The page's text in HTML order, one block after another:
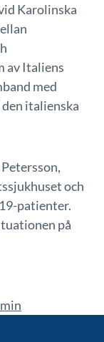
Karolinska
av Italiens
med
italienska
och
patienter.
på